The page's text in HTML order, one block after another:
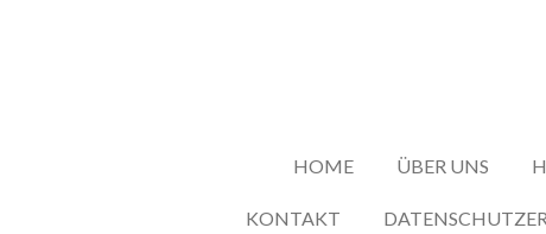
HOME ÜBER UNS
KONTAKT